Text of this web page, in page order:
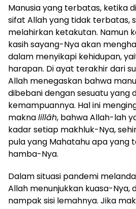
Manusia yang terbatas, ketika
sifat Allah yang tidak terbatas,
melahirkan ketakutan. Namun
kasih sayang-Nya akan
dalam menyikapi kehidupan,
harapan. Di ayat terakhir dari
Allah menegaskan bahwa
dibebani dengan sesuatu yang
kemampuannya. Hal ini
maknalillâh, bahwa Allah-lah
kadar setiap makhluk-Nya,
pula yang Mahatahu apa yang
hamba-Nya.
Dalam situasi pandemi
Allah menunjukkan kuasa-Nya,
nampak sisi lemahnya. Jika